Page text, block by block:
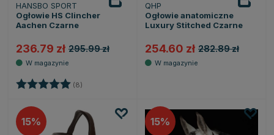
HANSBO SPORT
Ogłowie HS Clincher
Aachen Czarne
236.79 zł 295.99 zł
Ocena: (8)
QHP
Ogłowie anatomiczne
Luxury Stitched Czarne
254.60 zł 282.89 zł
15 15